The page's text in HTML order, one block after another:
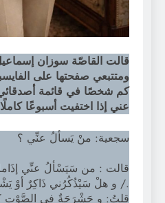
قالت القاصّة سوزان
ومتتبعي صفحتها على
كم شخصًا في قائمة
عني إذا اختفيت أسبوعًا
سجعية: منْ يَسألُ عنِّي ؟
قالت : من سَيَسْألُ عنِّي إذَاما
./ و هلْ سَيْذُكُرُني ذَاكِرٌ أوْ
قلتُ: و حَشْرَجَةٌ في الصَّوْتِ